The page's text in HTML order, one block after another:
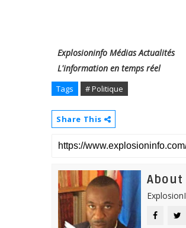
Explosioninfo Médias Actualités
L'information en temps réel
Tags # Politique
Share This